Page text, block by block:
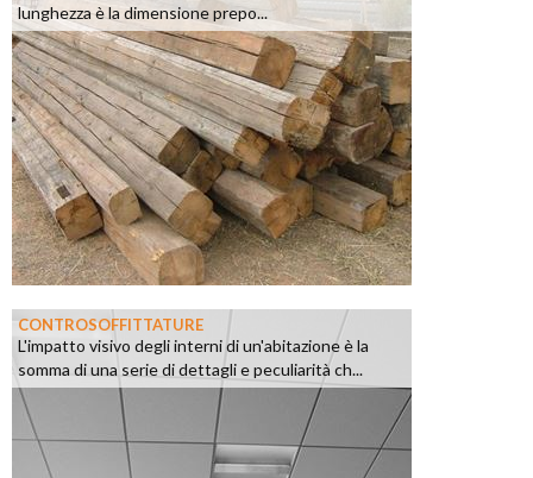
lunghezza è la dimensione prepo...
CONTROSOFFITTATURE
L'impatto visivo degli interni di un'abitazione è la
somma di una serie di dettagli e peculiarità ch...